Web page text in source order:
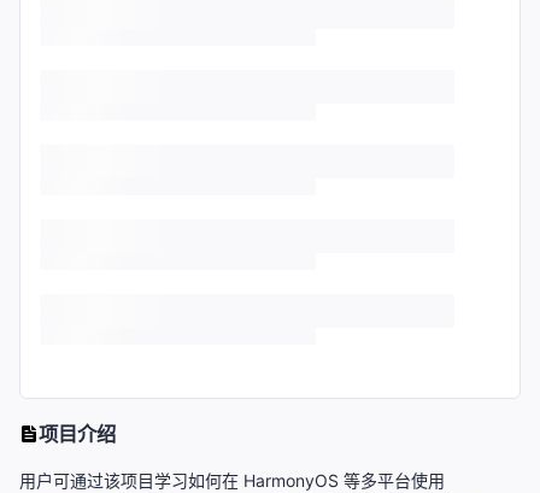
项目介绍
用户可通过该项目学习如何在 HarmonyOS 等多平台使用